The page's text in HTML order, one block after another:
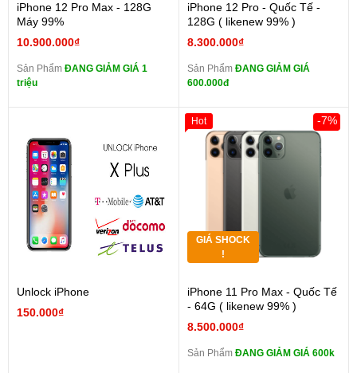
iPhone 12 Pro Max - 128G
Máy 99%
10.900.000₫
Sản Phẩm ĐANG GIẢM GIÁ 1
triệu
iPhone 12 Pro - Quốc Tế -
128G ( likenew 99% )
8.300.000₫
Sản Phẩm ĐANG GIẢM GIÁ
600.000đ
Unlock iPhone
150.000₫
GIÁ SHOCK
!
iPhone 11 Pro Max - Quốc Tế
- 64G ( likenew 99% )
8.500.000₫
-7%
Sản Phẩm ĐANG GIẢM GIÁ 600k
Hot